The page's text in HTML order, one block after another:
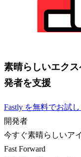
素晴らしいエク
発者を支援
Fastly を無料でお試
開発者
今すぐ素晴らしいア
Fast Forward